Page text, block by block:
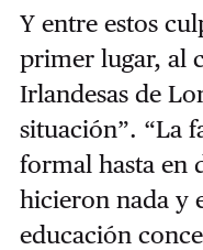
Y entre estos
primer lugar, al
Irlandesas de
situación”. “La
formal hasta en
hicieron nada y
educación